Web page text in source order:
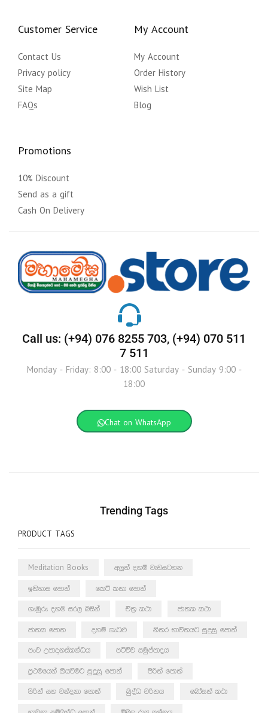
Customer Service
Contact Us
Privacy policy
Site Map
FAQs
My Account
My Account
Order History
Wish List
Blog
Promotions
10% Discount
Send as a gift
Cash On Delivery
Call us: (+94) 076 8255 703, (+94) 070 511
7 511
Monday - Friday: 8:00 - 18:00 Saturday - Sunday 9:00 -
18:00
Chat on WhatsApp
Trending Tags
PRODUCT TAGS
Meditation Books අලුත් දහම් වැඩසටහන
ඉතිහාස පොත් කෙටි කතා පොත්
ගැඹුරු දහම සරල බසින් චිත්‍ර කථා ජාතක කථා
ජාතක පොත දහම් ගැටළු නිතර භාවිතයට සුදුසු පොත්
පංච උපාදානස්කන්ධය පටිච්ච සමුප්පාදය
ප්‍රථමයෙන් කියවීමට සුදුසු පොත් පිරිත් පොත්
පිරිත් සහ වන්දනා පොත් බුද්ධ චරිතය බෝසත් කථා